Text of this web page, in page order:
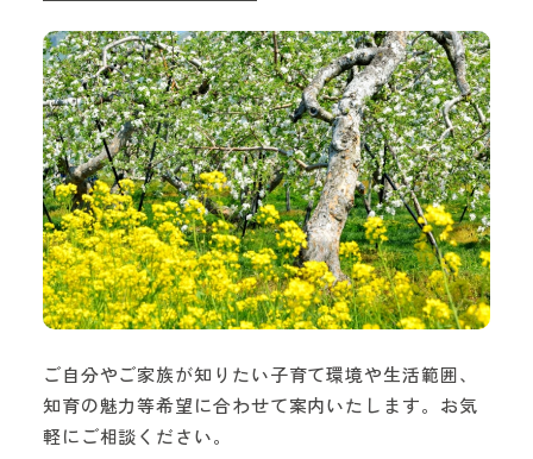
ご自分やご家族が知りたい子育て環境や生活範囲、
知育の魅力等希望に合わせて案内いたします。お気
軽にご相談ください。